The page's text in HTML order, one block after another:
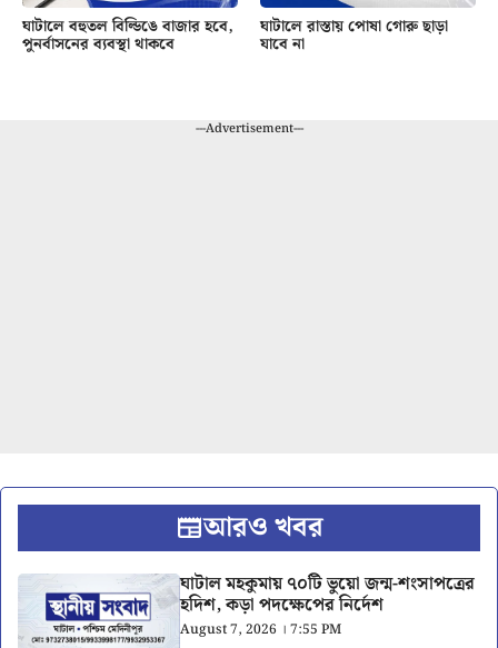
ঘাটালে বহুতল বিল্ডিঙে বাজার হবে,
পুনর্বাসনের ব্যবস্থা থাকবে
ঘাটালে রাস্তায় পোষা গোরু ছাড়া
যাবে না
---Advertisement---
আরও খবর
ঘাটাল মহকুমায় ৭০টি ভুয়ো জন্ম-শংসাপত্রের
হদিশ, কড়া পদক্ষেপের নির্দেশ
August 7, 2026 । 7:55 PM